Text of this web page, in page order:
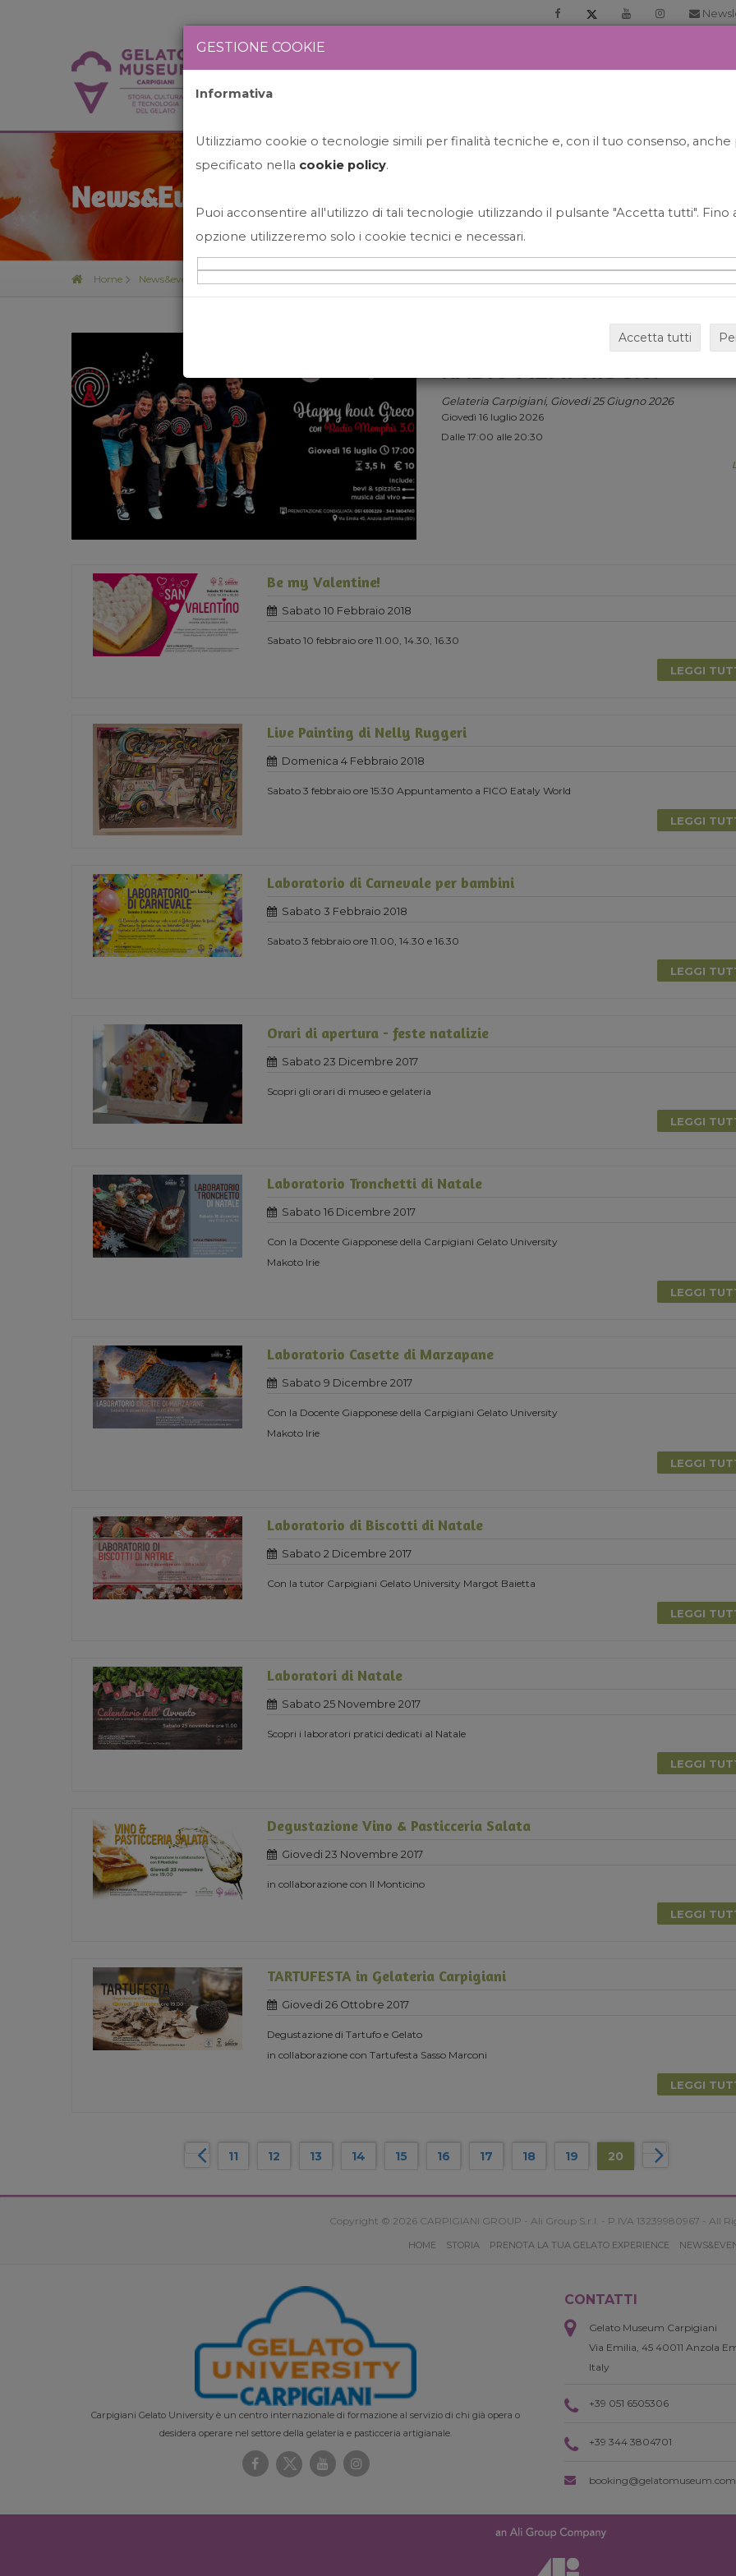
News&Events
Home News&events
HAPPY HOUR GRECO CON
RADIO MEMPHIS 3.0.
Gelateria Carpigiani, Giovedi 25 Giugno 2026
Giovedì 16 luglio 2026
Dalle 17:00 alle 20:30
Be my Valentine!
Sabato 10 Febbraio 2018
Sabato 10 febbraio ore 11.00, 14.30, 16.30
LEGGI
Live Painting di Nelly Ruggeri
Domenica 4 Febbraio 2018
Sabato 3 febbraio ore 15:30 Appuntamento a FICO Eataly World
LEGGI
Laboratorio di Carnevale per bambini
Sabato 3 Febbraio 2018
Sabato 3 febbraio ore 11.00, 14.30 e 16.30
LEGGI
Orari di apertura - feste natalizie
Sabato 23 Dicembre 2017
Scopri gli orari di museo e gelateria
LEGGI
Laboratorio Tronchetti di Natale
Sabato 16 Dicembre 2017
Con la Docente Giapponese della Carpigiani Gelato University
Makoto Irie
LEGGI
Laboratorio Casette di Marzapane
Sabato 9 Dicembre 2017
Con la Docente Giapponese della Carpigiani Gelato University
Makoto Irie
LEGGI
Laboratorio di Biscotti di Natale
Sabato 2 Dicembre 2017
Con la tutor Carpigiani Gelato University Margot Baietta
LEGGI
Laboratori di Natale
Sabato 25 Novembre 2017
Scopri i laboratori pratici dedicati al Natale
LEGGI
Degustazione Vino & Pasticceria Salata
Giovedi 23 Novembre 2017
in collaborazione con Il Monticino
LEGGI
TARTUFESTA in Gelateria Carpigiani
Giovedi 26 Ottobre 2017
Degustazione di Tartufo e Gelato
in collaborazione con Tartufesta Sasso Marconi
LEGGI
11 12 13 14 15 16 17 18 19 20
Copyright © 2026 CARPIGIANI GROUP - Ali Group S.r.l. - P.IVA 13239980967 - All
HOME STORIA PRENOTA LA TUA GELATO EXPERIENCE
Carpigiani Gelato University è un centro internazionale di formazione al servizio di chi già opera o
desidera operare nel settore della gelateria e pasticceria artigianale.
CONTATTI
Gelato Museum Carpigiani
Via Emilia, 45 40011 Anzola
Italy
+39 051 6505306
+39 344 3804701
booking@gelatomuseum.com
GESTIONE COOKIE
Informativa
Utilizziamo cookie o tecnologie simili per finalità tecniche e, con il tuo consenso,
specificato nella cookie policy.
Puoi acconsentire all'utilizzo di tali tecnologie utilizzando il pulsante "Accetta tutti". Fino
opzione utilizzeremo solo i cookie tecnici e necessari.
Accetta tutti